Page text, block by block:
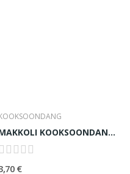
MAKKOLI KOOKSOONDANG CHESTNUT (ALC. 4%) - 750ml
€